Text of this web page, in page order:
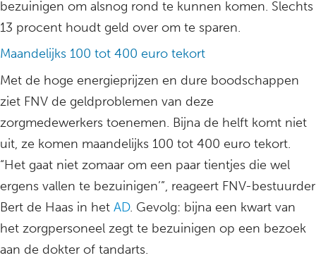
bezuinigen om alsnog rond te kunnen komen. Slechts
13 procent houdt geld over om te sparen.
Maandelijks 100 tot 400 euro tekort
Met de hoge energieprijzen en dure boodschappen
ziet FNV de geldproblemen van deze
zorgmedewerkers toenemen. Bijna de helft komt niet
uit, ze komen maandelijks 100 tot 400 euro tekort.
“Het gaat niet zomaar om een paar tientjes die wel
ergens vallen te bezuinigen’”, reageert FNV-bestuurder
Bert de Haas in het AD. Gevolg: bijna een kwart van
het zorgpersoneel zegt te bezuinigen op een bezoek
aan de dokter of tandarts.